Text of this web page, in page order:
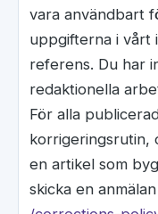
vara användbart
uppgifterna i vårt
referens. Du har
redaktionella
För alla
korrigeringsrutin,
en artikel som
skicka en